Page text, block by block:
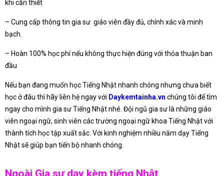
khi cần thiết
– Cung cấp thông tin gia sư giáo viên đầy đủ, chính xác và minh
bạch.
– Hoàn 100% học phí nếu không thực hiện đúng với thỏa thuận ban
đầu
Nếu bạn đang muốn học Tiếng Nhật nhanh chóng nhưng chưa biết
học ở đâu thì hãy liên hệ ngay với Daykemtainha.vn chúng tôi để tìm
ngay cho mình gia sư Tiếng Nhật nhé. Đội ngũ gia sư là những giáo
viên ngoại ngữ, sinh viên các trường ngoại ngữ khoa Tiếng Nhật với
thành tích học tập xuất sắc. Với kinh nghiệm nhiều năm dạy Tiếng
Nhật sẽ giúp bạn tiến bộ nhanh chóng.
Ngoài Gia sư dạy kèm tiếng Nhật,